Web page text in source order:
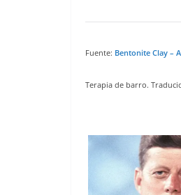
Fuente: Bentonite Clay –
Terapia de barro.